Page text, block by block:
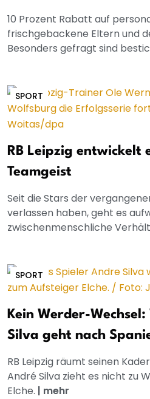
10 Prozent Rabatt auf
frischgebackene Eltern und
Besonders gefragt sind
SPORT
RB Leipzig entwickelt
Teamgeist
Seit die Stars der
verlassen haben, geht es
zwischenmenschliche
SPORT
Kein Werder-
Silva geht nach
RB Leipzig räumt seinen
André Silva zieht es nicht zu
Elche. | mehr